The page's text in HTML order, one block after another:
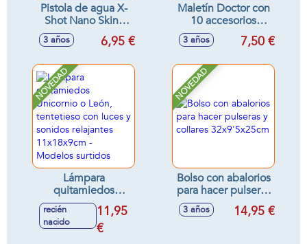
Pistola de agua X-
Shot Nano Skins
Sonic, carga rápida
3 años 6,95 €
Maletín Doctor con
10 accesorios
24x22x7cm
3 años 7,50 €
NOVEDAD
Lámpara
quitamiedos
Unicornio o León,
tentetieso con
luces y sonidos
recién
nacido
11,95
€
NOVEDAD
Bolso con abalorios
para hacer pulseras
y collares
32x9'5x25cm
3 años 14,95 €